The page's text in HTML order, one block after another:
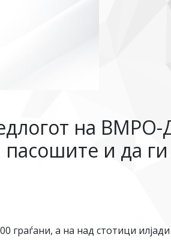
на
и да
а на над стотици илјади